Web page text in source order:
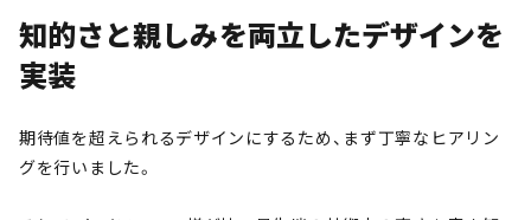
知的さと親しみを両立したデザインを
実装
期待値を超えられるデザインにするため、まず丁寧なヒアリン
グを行いました。